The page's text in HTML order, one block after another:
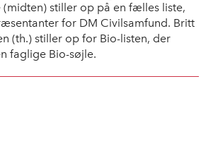
stiller op på en fælles liste,
for DM Civilsamfund. Britt
(th.) stiller op for Bio-listen, der
faglige Bio-søjle.